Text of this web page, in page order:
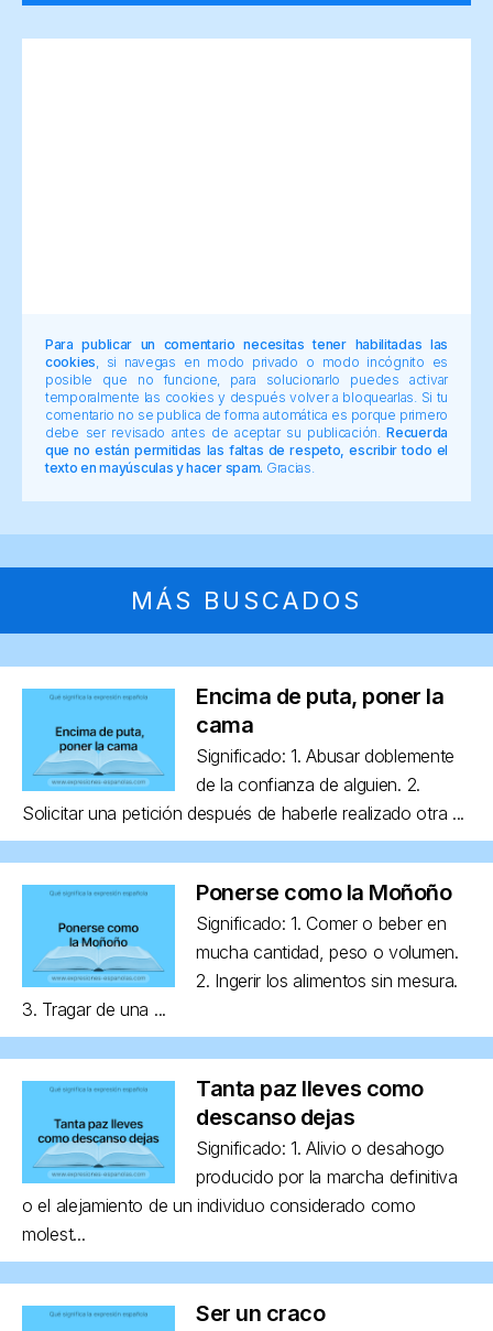
Para publicar un comentario necesitas tener habilitadas las
cookies , si navegas en modo privado o modo incógnito es
posible que no funcione, para solucionarlo puedes activar
temporalmente las cookies y después volver a bloquearlas. Si tu
comentario no se publica de forma automática es porque primero
debe ser revisado antes de aceptar su publicación.Recuerda
que no están permitidas las faltas de respeto, escribir todo el
texto en mayúsculas y hacer spam. Gracias.
MÁS BUSCADOS
Encima de puta, poner la
cama
Significado: 1. Abusar doblemente
de la confianza de alguien. 2.
Solicitar una petición después de haberle realizado otra ...
Ponerse como la Moñoño
Significado: 1. Comer o beber en
mucha cantidad, peso o volumen.
2. Ingerir los alimentos sin mesura.
3. Tragar de una ...
Tanta paz lleves como
descanso dejas
Significado: 1. Alivio o desahogo
producido por la marcha definitiva
o el alejamiento de un individuo considerado como
molest...
Ser un craco